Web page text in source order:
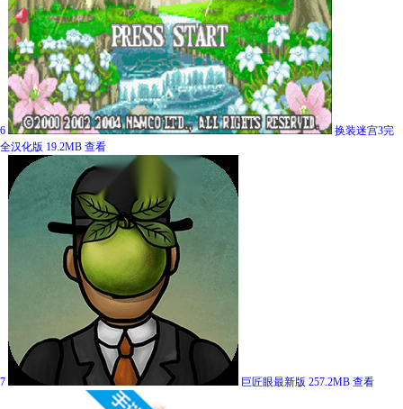
6
换装迷宫3完
全汉化版 19.2MB 查看
7 巨匠眼最新版 257.2MB 查看